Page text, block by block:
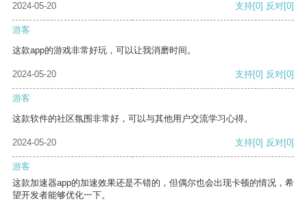
2024-05-20 支持[0] 反对[0]
游客
这款app的游戏非常好玩，可以让我消磨时间。
2024-05-20 支持[0] 反对[0]
游客
这款软件的社区氛围非常好，可以与其他用户交流学习心得。
2024-05-20 支持[0] 反对[0]
游客
这款加速器app的加速效果还是不错的，但偶尔也会出现卡顿的情况，希
望开发者能够优化一下。